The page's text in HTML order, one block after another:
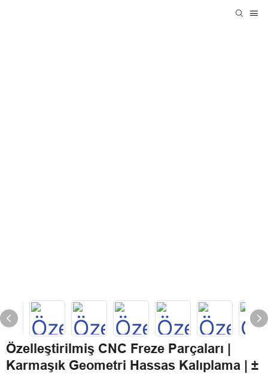
Özelleştirilmiş CNC Freze Parçaları |
Karmaşık Geometri Hassas Kalıplama | ±